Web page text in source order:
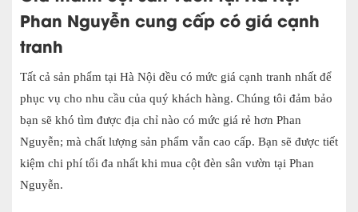
Phan Nguyễn cung cấp có giá cạnh
tranh
Tất cả sản phẩm tại Hà Nội đều có mức giá cạnh tranh nhất để
phục vụ cho nhu cầu của quý khách hàng. Chúng tôi đảm bảo
bạn sẽ khó tìm được địa chỉ nào có mức giá rẻ hơn Phan
Nguyễn; mà chất lượng sản phẩm vẫn cao cấp. Bạn sẽ được tiết
kiệm chi phí tối đa nhất khi mua cột đèn sân vườn tại Phan
Nguyễn.